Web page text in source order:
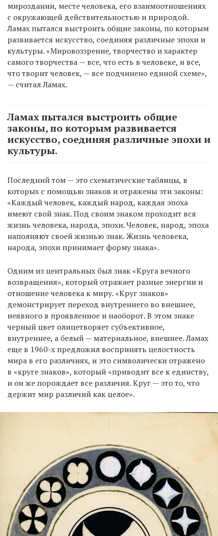
мироздании, месте человека, его взаимоотношениях
с окружающей действительностью и природой.
Ламах пытался выстроить общие законы, по которым
развивается искусство, соединяя различные эпохи и
культуры. «Мировоззрение, творчество и характер
самого творчества — все, что есть в человеке, и все,
что творит человек, — все подчинено единой схеме»,
— считал Ламах.
Ламах пытался выстроить общие
законы, по которым развивается
искусство, соединяя различные эпохи и
культуры.
Последний том — это схематические таблицы, в
которых с помощью знаков и отражены эти законы:
«Каждый человек, каждый народ, каждая эпоха
имеют свой знак. Под своим знаком проходит вся
жизнь человека, народа, эпохи. Человек, народ, эпоха
наполняют своей жизнью знак. Жизнь человека,
народа, эпохи принимает форму знака».
Одним из центральных был знак «Круга вечного
возвращения», который отражает разные энергии и
отношение человека к миру. «Круг знаков»
демонстрирует переход внутреннего во внешнее,
неявного в проявленное и наоборот. В этом знаке
черный цвет олицетворяет субъективное,
внутреннее, а белый — материальное, внешнее. Ламах
еще в 1960-х предложил воспринять целостность
мира в его различиях, и это символически отражено
в «круге знаков», который «приводит все к единству,
и он же порождает все различия. Круг — это то, что
держит мир различий как целое».